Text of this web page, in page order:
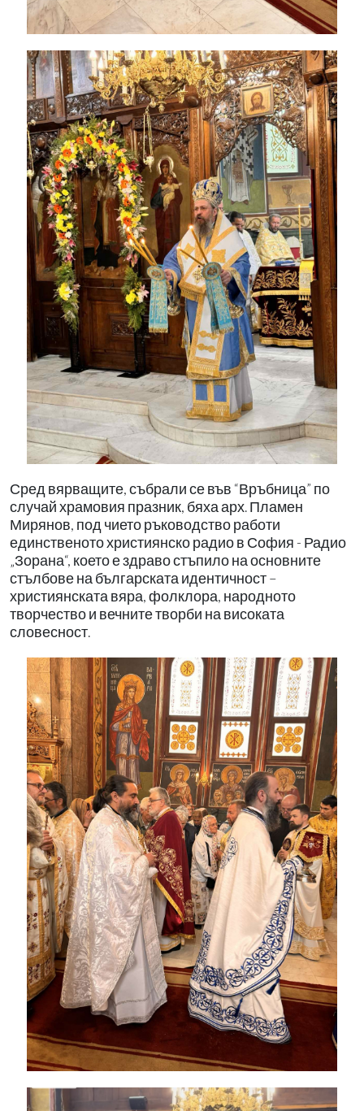
Сред вярващите, събрали се във “Връбница” по
случай храмовия празник, бяха арх. Пламен
Мирянов, под чието ръководство работи
единственото християнско радио в София - Радио
„Зорана“, което е здраво стъпило на основните
стълбове на българската идентичност –
християнската вяра, фолклора, народното
творчество и вечните творби на високата
словесност.